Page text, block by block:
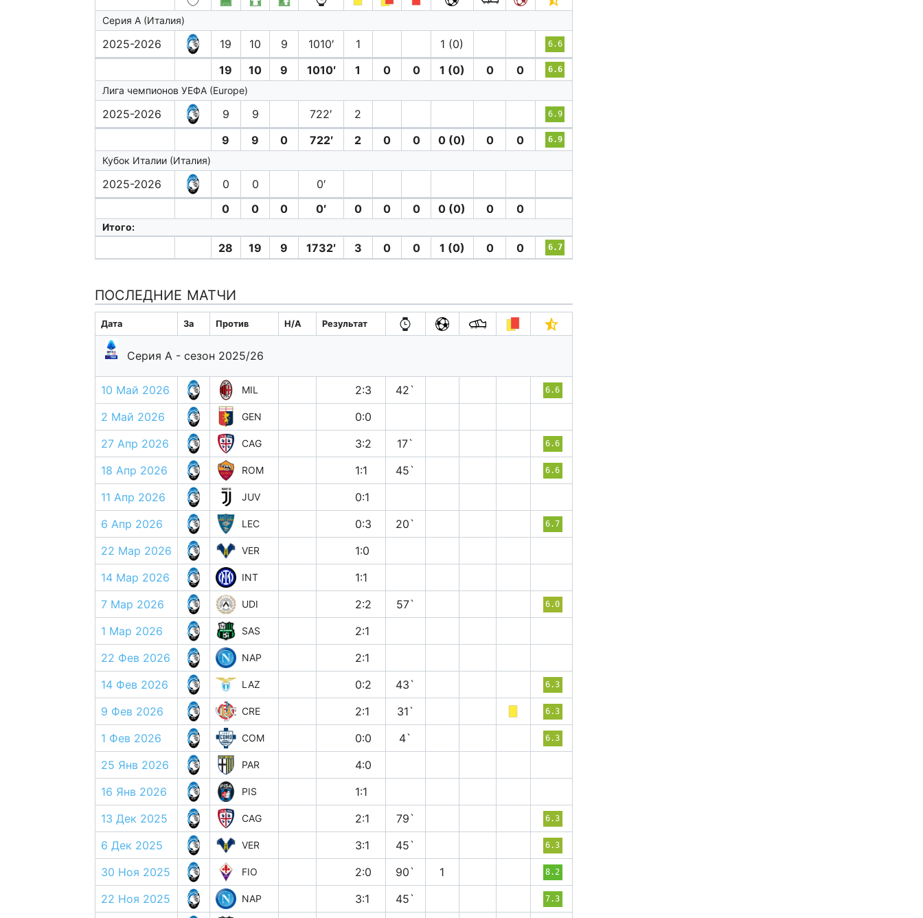
Серия А (Италия)
2025-2026 19 10 9 1010′ 1 1 (0) 6.6
19 10 9 1010′ 1 0 0 1 (0) 0 0 6.6
Лига чемпионов УЕФА (Europe)
2025-2026 9 9 722′ 2 6.9
9 9 0 722′ 2 0 0 0 (0) 0 0 6.9
Кубок Италии (Италия)
2025-2026 0 0
0′
0
0 0 0′ 0 0 0 0 (0) 0 0
Итого:
28 19 9 1732′ 3 0 0 1 (0) 0 0 6.7
ПОСЛЕДНИЕ МАТЧИ
Дата За Против H/A Результат
Серия А - сезон 2025/26
10 Май 2026 MIL 2:3 42` 6.6
2 Май 2026 GEN
0:0
27 Апр 2026
CAG 3:2 17` 6.6
18 Апр 2026 ROM 1:1 45` 6.6
11 Апр 2026 JUV
0:1
6 Апр 2026
LEC 0:3 20` 6.7
22 Мар 2026 VER
1:0
14 Мар 2026
INT
1:1
7 Мар 2026
UDI 2:2 57` 6.0
1 Мар 2026 SAS
2:1
22 Фев 2026
NAP
2:1
14 Фев 2026
LAZ 0:2 43` 6.3
9 Фев 2026 CRE 2:1 31` 6.3
1 Фев 2026 COM 0:0 4` 6.3
25 Янв 2026 PAR
4:0
16 Янв 2026
PIS
1:1
13 Дек 2025
CAG 2:1 79` 6.3
6 Дек 2025 VER 3:1 45` 6.3
30 Ноя 2025 FIO 2:0 90` 1 8.2
22 Ноя 2025 NAP 3:1 45` 7.3